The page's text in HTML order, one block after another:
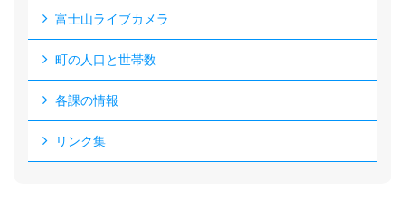
富士山ライブカメラ
町の人口と世帯数
各課の情報
リンク集